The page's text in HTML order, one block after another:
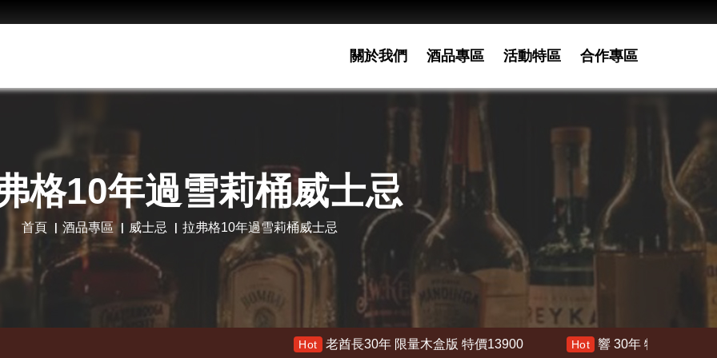
關於我們 酒品專區 活動特區 合作專區
格10年過雪莉桶威士忌
首頁 酒品專區 威士忌 拉弗格10年過雪莉桶威士忌
老酋長30年 限量木盒版 特價13900 Hot 響 30年 特價 178000 Hot 響21年 特價